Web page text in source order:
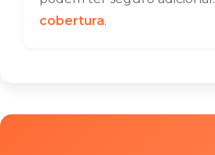
cobertura.